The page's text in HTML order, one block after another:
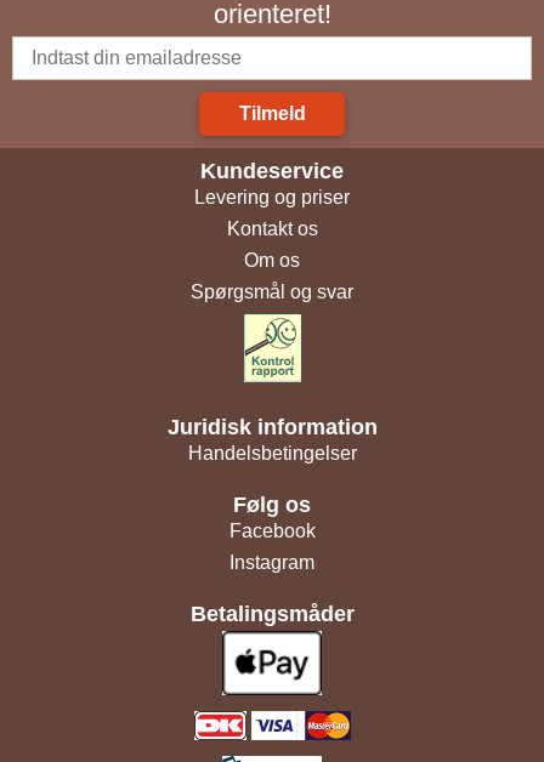
orienteret!
Tilmeld
Kundeservice
Levering og priser
Kontakt os
Om os
Spørgsmål og svar
Juridisk information
Handelsbetingelser
Følg os
Facebook
Instagram
Betalingsmåder